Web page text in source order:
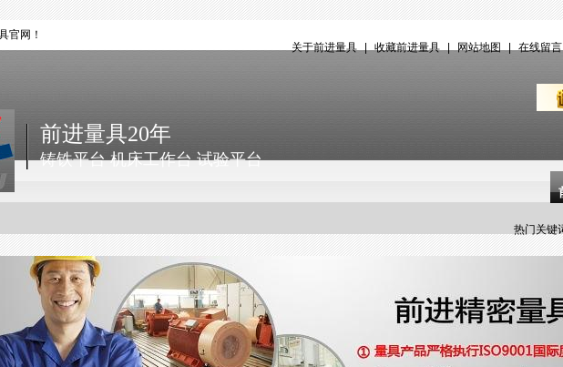
官网！
关于前进量具 | 收藏前进量具 | 网站地图 | 在线留
前进量具20年
铸铁平台 机床工作台 试验平台
热门关键